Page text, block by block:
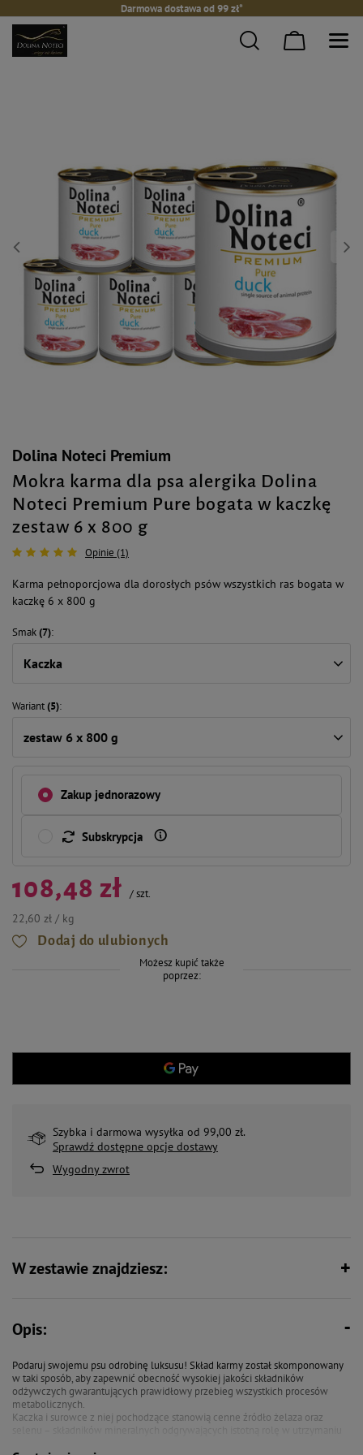
Darmowa dostawa od 99 zł*
Dolina Noteci Premium
Mokra karma dla psa alergika Dolina
Noteci Premium Pure bogata w kaczkę
zestaw 6 x 800 g
Opinie (1)
Karma pełnoporcjowa dla dorosłych psów wszystkich ras bogata w
kaczkę 6 x 800 g
Smak(7)
Kaczka
Wariant(5)
zestaw 6 x 800 g
Zakup jednorazowy
Subskrypcja
108,48 zł /szt.
22,60 zł / kg
Dodaj do ulubionych
Możesz kupić także
poprzez:
Szybka i darmowa wysyłka od 99,00 zł.
Sprawdź dostępne opcje dostawy
Wygodny zwrot
W zestawie znajdziesz:
Opis:
Podaruj swojemu psu odrobinę luksusu! Skład karmy został skomponowany
w taki sposób, aby zapewnić obecność wysokiej jakości składników
odżywczych gwarantujących prawidłowy przebieg wszystkich procesów
metabolicznych.
Kaczka i surowce z niej pochodzące stanowią cenne źródło żelaza oraz